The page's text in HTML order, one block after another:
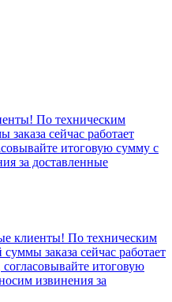
По техническим
сейчас работает
итоговую сумму с
за доставленные
клиенты! По техническим
заказа сейчас работает
итоговую
извинения за